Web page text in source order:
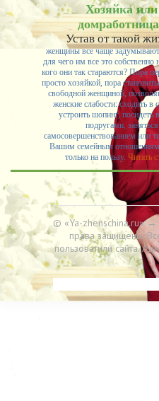
Хозяйка или
Устав от такой
женщины все чаще
для чего им все это собственно
кого они так стараются? Пора
просто хозяйкой, пора
свободной женщиной,
женские слабости: сходить в
устроить шопинг, посидеть
подругами, заняться
самосовершенствованием или
Вашим семейным отношениям
только на пользу. Читать
© «Ya-zhenschina.ru»→
права защищены.
пользоватили сайта.